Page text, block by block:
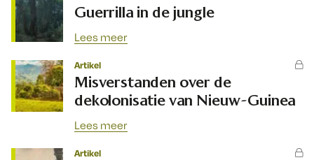
Guerrilla in de jungle
Lees meer
Artikel
Misverstanden over de
dekolonisatie van Nieuw-Guinea
Lees meer
Artikel